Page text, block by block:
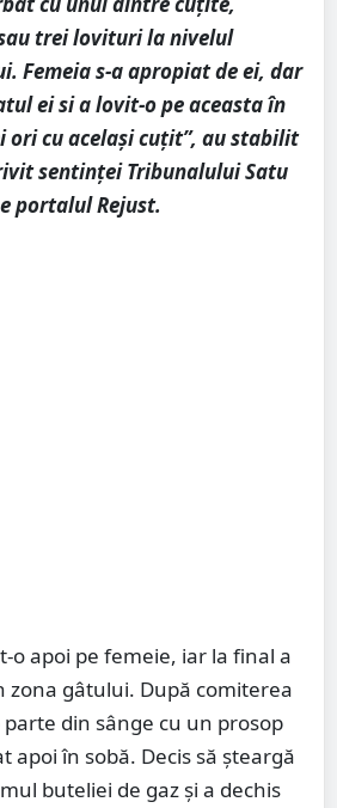
trei lovituri la nivelul
Femeia s-a apropiat de ei, dar
ei si a lovit-o pe aceasta în
ori cu același cuţit”, au stabilit
sentinței Tribunalului Satu
portalul Rejust.
o apoi pe femeie, iar la final a
zona gâtului. După comiterea
parte din sânge cu un prosop
apoi în sobă. Decis să șteargă
buteliei de gaz și a dechis